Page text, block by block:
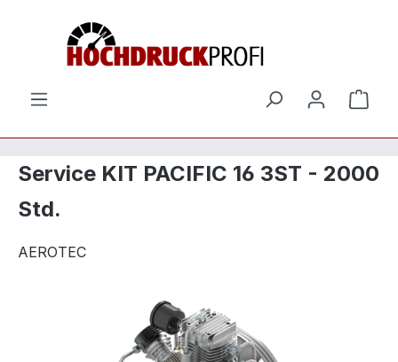
Zum Hauptinhalt springen
Service KIT PACIFIC 16 3ST - 2000
Std.
AEROTEC
Bildergalerie überspringen